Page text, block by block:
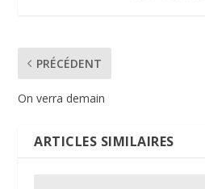
PRÉCÉDENT
On verra demain
ARTICLES SIMILAIRES